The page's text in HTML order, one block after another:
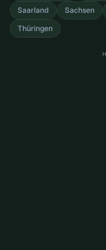
Saarland Sachsen
Thüringen